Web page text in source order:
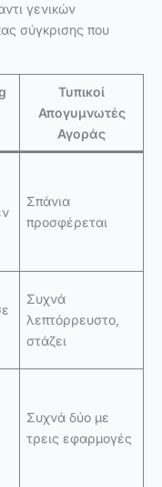
γενικών
σύγκρισης που
Τυπικοί
Απογυμνωτές
Αγοράς
Σπάνια
προσφέρεται
Συχνά
λεπτόρρευστο,
στάζει
Συχνά δύο με
τρεις εφαρμογές